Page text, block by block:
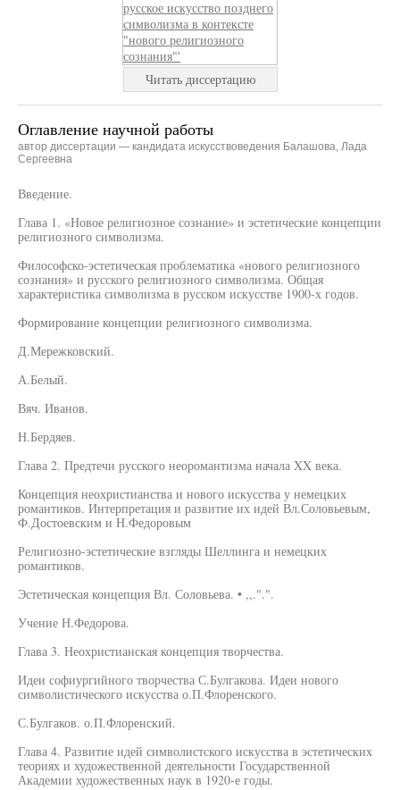
Читать диссертацию
Оглавление научной работы
автор диссертации — кандидата искусствоведения Балашова, Лада
Сергеевна
Введение.
Глава 1. «Новое религиозное сознание» и эстетические концепции
религиозного символизма.
Философско-эстетическая проблематика «нового религиозного
сознания» и русского религиозного символизма. Общая
характеристика символизма в русском искусстве 1900-х годов.
Формирование концепции религиозного символизма.
Д.Мережковский.
А.Белый.
Вяч. Иванов.
Н.Бердяев.
Глава 2. Предтечи русского неоромантизма начала XX века.
Концепция неохристианства и нового искусства у немецких
романтиков. Интерпретация и развитие их идей Вл.Соловьевым,
Ф.Достоевским и Н.Федоровым
Религиозно-эстетические взгляды Шеллинга и немецких
романтиков.
Эстетическая концепция Вл. Соловьева. • ,,.".".
Учение Н.Федорова.
Глава 3. Неохристианская концепция творчества.
Идеи софиургийного творчества С.Булгакова. Идеи нового
символистического искусства о.П.Флоренского.
С.Булгаков. о.П.Флоренский.
Глава 4. Развитие идей символистского искусства в эстетических
теориях и художественной деятельности Государственной
Академии художественных наук в 1920-е годы.